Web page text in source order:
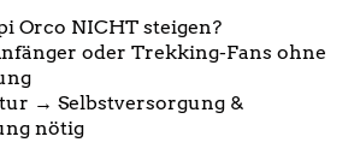
Orco NICHT steigen?
oder Trekking-Fans ohne
→ Selbstversorgung &
nötig